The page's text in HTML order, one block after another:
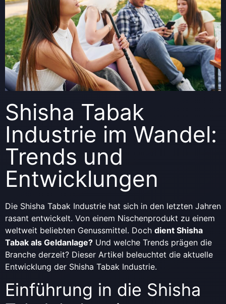
Shisha Tabak
Industrie im Wandel:
Trends und
Entwicklungen
Die Shisha Tabak Industrie hat sich in den letzten Jahren
rasant entwickelt. Von einem Nischenprodukt zu einem
weltweit beliebten Genussmittel. Doch dient Shisha
Tabak als Geldanlage? Und welche Trends prägen die
Branche derzeit? Dieser Artikel beleuchtet die aktuelle
Entwicklung der Shisha Tabak Industrie.
Einführung in die Shisha